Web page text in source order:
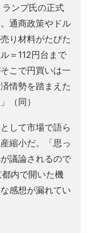
ンプ氏の正式
通商政策やドル
り材料がたびた
＝112円台まで
こで円買いは一
情勢を踏まえた
（同）
して市場で語ら
縮小だ。「思っ
議論されるので
内で開いた機
感想が漏れてい